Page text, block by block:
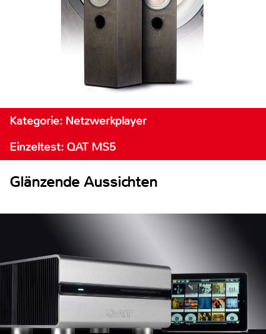
Kategorie: Netzwerkplayer
Einzeltest: QAT MS5
Glänzende Aussichten